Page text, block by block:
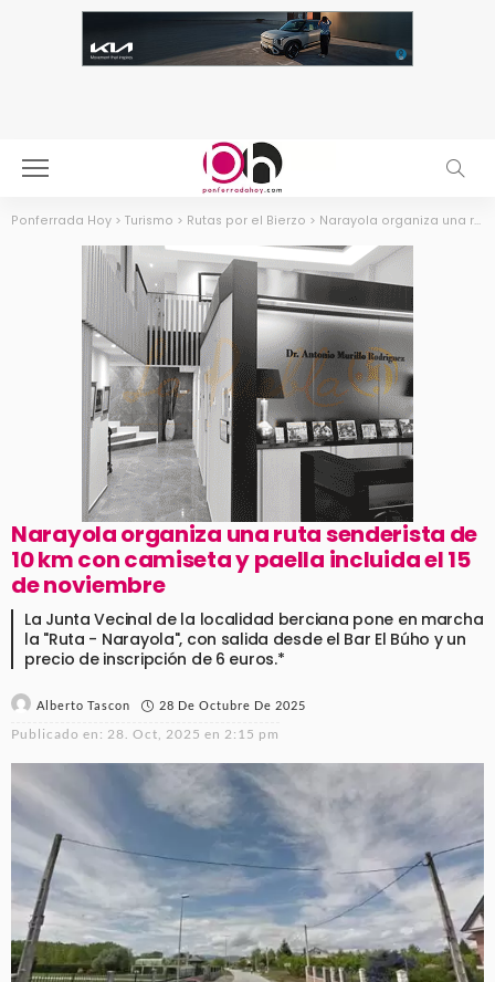
Ponferrada Hoy > Turismo > Rutas por el Bierzo > Narayola organiza una ruta senderista de 10 km con camiseta y paella incluida el 15 de noviembre
Narayola organiza una ruta senderista de
10 km con camiseta y paella incluida el 15
de noviembre
La Junta Vecinal de la localidad berciana pone en marcha
la "Ruta - Narayola", con salida desde el Bar El Búho y un
precio de inscripción de 6 euros.*
Alberto Tascon 28 De Octubre De 2025
Publicado en: 28. Oct, 2025 en 2:15 pm